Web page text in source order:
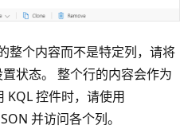
整个内容而不是特定列，请将
状态。 整个行的内容会作为
KQL 控件时，请使用
并访问各个列。